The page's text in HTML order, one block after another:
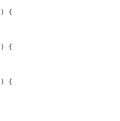
) {
) {
) {